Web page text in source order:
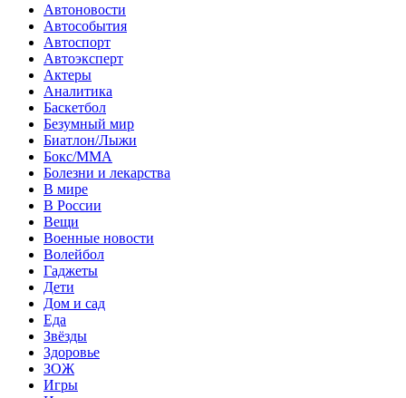
Автоновости
Автособытия
Автоспорт
Автоэксперт
Актеры
Аналитика
Баскетбол
Безумный мир
Биатлон/Лыжи
Бокс/MMA
Болезни и лекарства
В мире
В России
Вещи
Военные новости
Волейбол
Гаджеты
Дети
Дом и сад
Еда
Звёзды
Здоровье
ЗОЖ
Игры